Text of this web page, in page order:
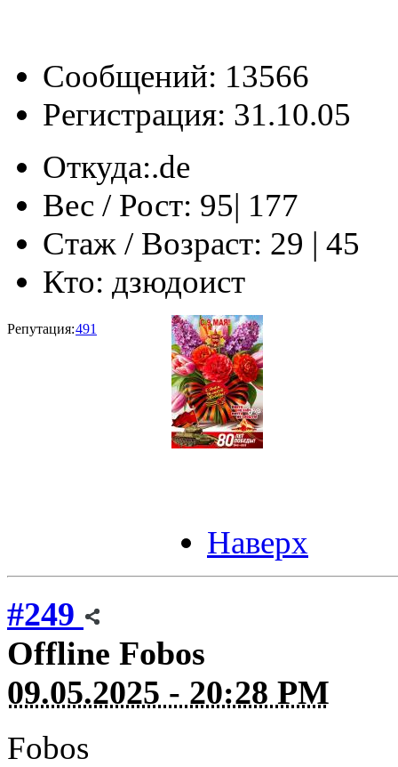
Сообщений: 13566
Регистрация: 31.10.05
Откуда:‎‏‎‏.de
Вес / Рост: 95| 177
Стаж / Возраст: 29 | 45
Кто: дзюдоист
Репутация:491
Наверх
#249
Offline Fobos
09.05.2025 - 20:28 PM
Fobos